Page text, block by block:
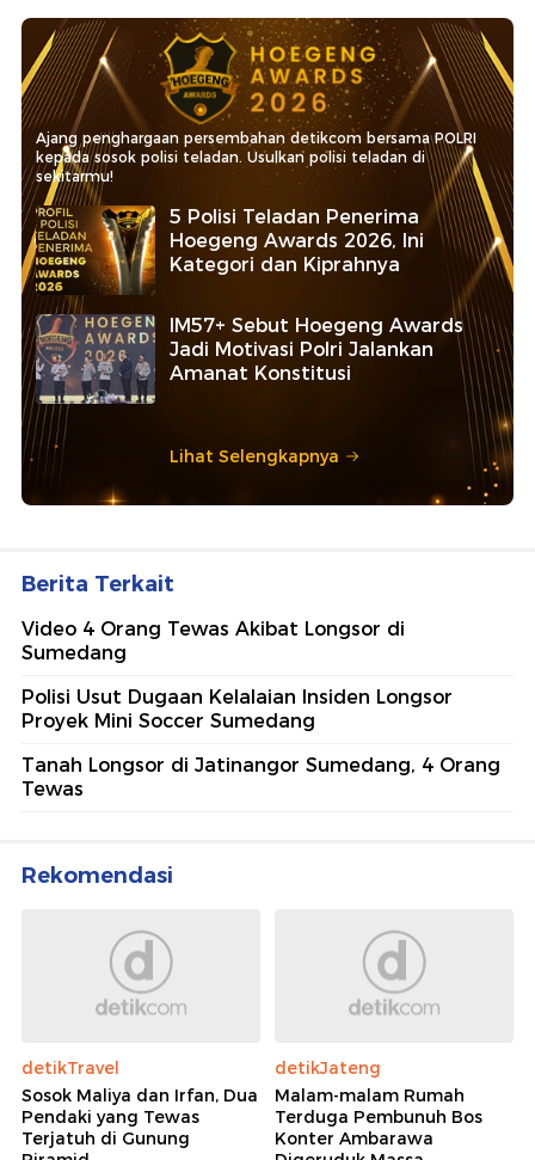
Ajang penghargaan persembahan detikcom bersama POLRI
kepada sosok polisi teladan. Usulkan polisi teladan di
sekitarmu!
5 Polisi Teladan Penerima
Hoegeng Awards 2026, Ini
Kategori dan Kiprahnya
IM57+ Sebut Hoegeng Awards
Jadi Motivasi Polri Jalankan
Amanat Konstitusi
Lihat Selengkapnya
Berita Terkait
Video 4 Orang Tewas Akibat Longsor di
Sumedang
Polisi Usut Dugaan Kelalaian Insiden Longsor
Proyek Mini Soccer Sumedang
Tanah Longsor di Jatinangor Sumedang, 4 Orang
Tewas
Rekomendasi
detikTravel
Sosok Maliya dan Irfan, Dua
Pendaki yang Tewas
Terjatuh di Gunung
detikJateng
Malam-malam Rumah
Terduga Pembunuh Bos
Konter Ambarawa